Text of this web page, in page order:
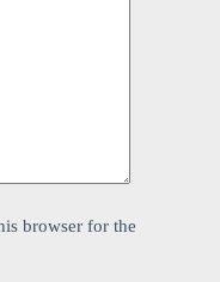
browser for the